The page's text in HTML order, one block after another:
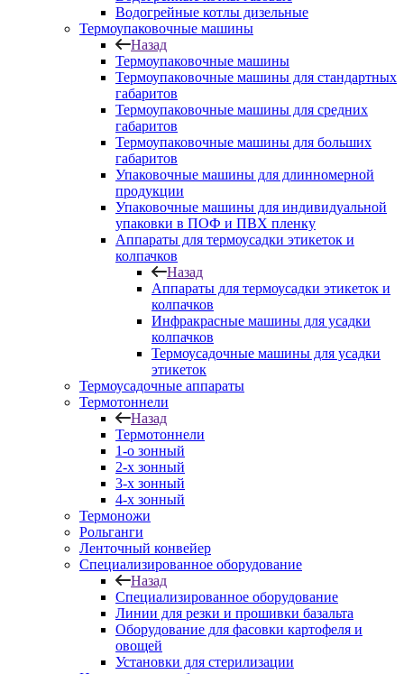
Водогрейные котлы дизельные
Термоупаковочные машины
Назад
Термоупаковочные машины
Термоупаковочные машины для стандартных
габаритов
Термоупаковочные машины для средних
габаритов
Термоупаковочные машины для больших
габаритов
Упаковочные машины для длинномерной
продукции
Упаковочные машины для индивидуальной
упаковки в ПОФ и ПВХ пленку
Аппараты для термоусадки этикеток и
колпачков
Назад
Аппараты для термоусадки этикеток и
колпачков
Инфракрасные машины для усадки
колпачков
Термоусадочные машины для усадки
этикеток
Термоусадочные аппараты
Термотоннели
Назад
Термотоннели
1-о зонный
2-х зонный
3-х зонный
4-х зонный
Термоножи
Рольганги
Ленточный конвейер
Специализированное оборудование
Назад
Специализированное оборудование
Линии для резки и прошивки базальта
Оборудование для фасовки картофеля и
овощей
Установки для стерилизации